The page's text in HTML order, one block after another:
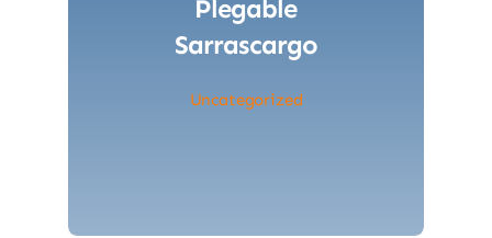
Plegable
Sarrascargo
Uncategorized